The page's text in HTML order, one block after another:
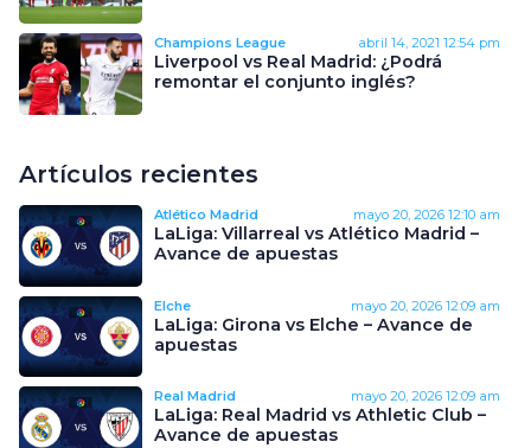
Champions League abril 14, 2021 12:54 pm
Liverpool vs Real Madrid: ¿Podrá
remontar el conjunto inglés?
Artículos recientes
Atlético Madrid mayo 20, 2026 12:10 am
LaLiga: Villarreal vs Atlético Madrid –
Avance de apuestas
Elche mayo 20, 2026 12:09 am
LaLiga: Girona vs Elche – Avance de
apuestas
Real Madrid mayo 20, 2026 12:09 am
LaLiga: Real Madrid vs Athletic Club –
Avance de apuestas